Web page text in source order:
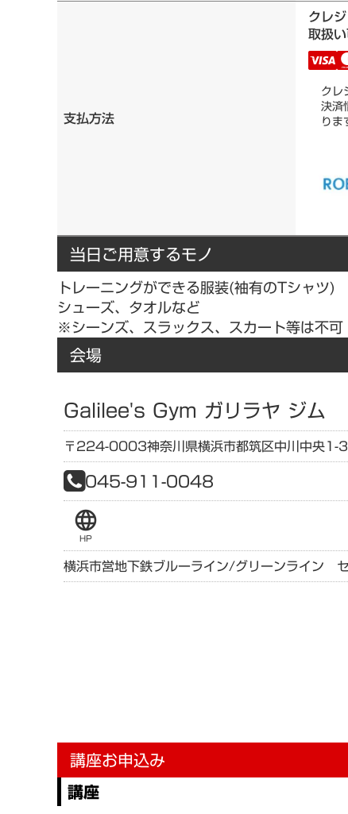
支払方法
クレ
取扱
ク
決
りま
当日ご用意するモノ
トレーニングができる服装(袖有のTシャツ)
シューズ、タオルなど
※シーンズ、スラックス、スカート等は不可
会場
Galilee's Gym ガリラヤ ジム
〒224-0003神奈川県横浜市都筑区中川中央
045-911-0048
language
HP
横浜市営地下鉄ブルーライン/グリーンライン
講座お申込み
講座